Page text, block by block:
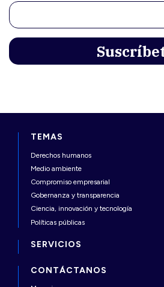
TEMAS
Derechos humanos
Medio ambiente
Compromiso empresarial
Gobernanza y transparencia
Ciencia, innovación y tecnología
Políticas públicas
SERVICIOS
CONTÁCTANOS